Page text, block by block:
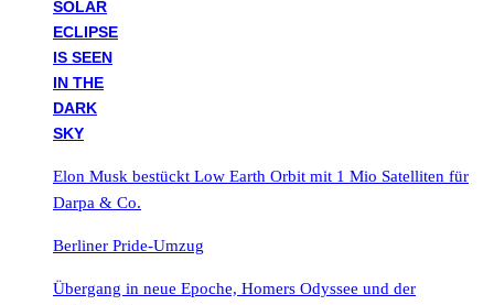
Elon Musk bestückt Low Earth Orbit mit 1 Mio Satelliten für
Darpa & Co.
Berliner Pride-Umzug
Übergang in neue Epoche, Homers Odyssee und der